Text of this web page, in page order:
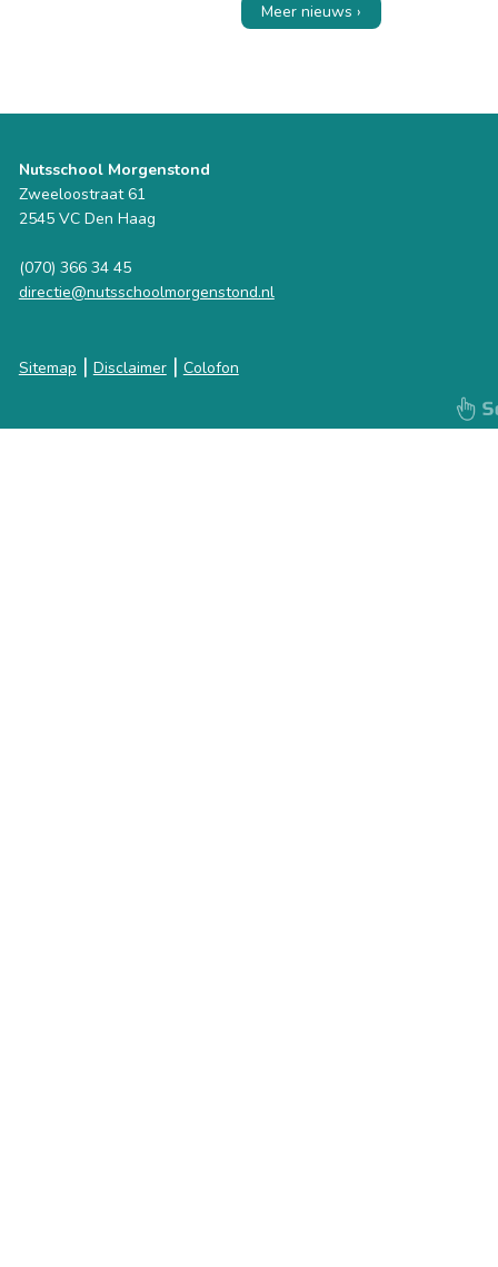
Meer nieuws ›
Nutsschool Morgenstond
Zweeloostraat 61
2545 VC Den Haag
(070) 366 34 45
directie@nutsschoolmorgenstond.nl
Sitemap | Disclaimer| Colofon